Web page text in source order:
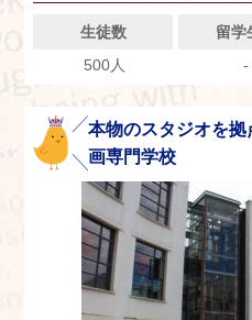
生徒数 留学
500人
-
本物のスタジオを
画専門学校